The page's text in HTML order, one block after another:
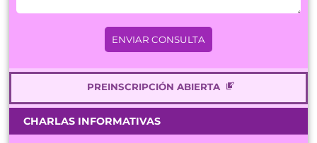
PREINSCRIPCIÓN ABIERTA
CHARLAS INFORMATIVAS